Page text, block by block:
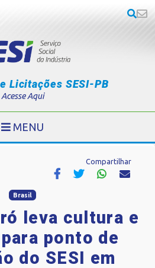
Licitações SESI-PB
Acesse Aqui
MENU
Compartilhar
Brasil
leva cultura e
ponto de
do SESI em